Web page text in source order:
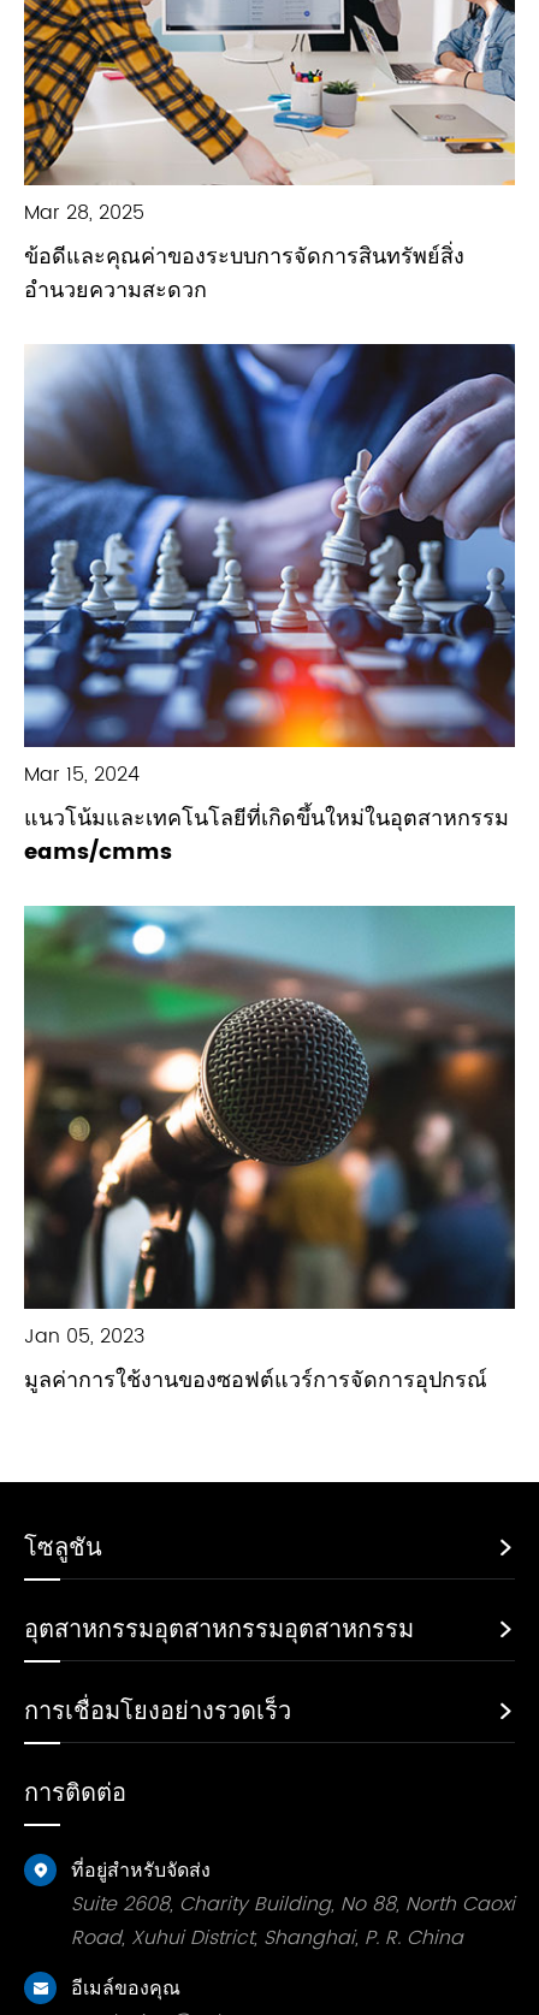
Mar 28, 2025
ข้อดีและคุณค่าของระบบการจัดการสินทรัพย์สิ่ง
อำนวยความสะดวก
Mar 15, 2024
แนวโน้มและเทคโนโลยีที่เกิดขึ้นใหม่ในอุตสาหกรรม
eams/cmms
Jan 05, 2023
มูลค่าการใช้งานของซอฟต์แวร์การจัดการอุปกรณ์
โซลูชัน 
อุตสาหกรรมอุตสาหกรรมอุตสาหกรรม 
การเชื่อมโยงอย่างรวดเร็ว 
การติดต่อ

ที่อยู่สำหรับจัดส่ง
Suite 2608, Charity Building, No 88, North Caoxi
Road, Xuhui District, Shanghai, P. R. China

อีเมล์ของคุณ